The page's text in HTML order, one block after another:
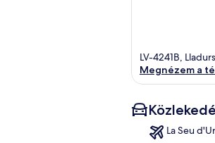
LV-4241B,
Megnézem a
La Seu